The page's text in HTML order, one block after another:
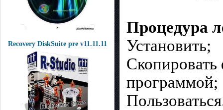
Recovery DiskSuite pre v11.11.11
Процедура
Установить;
программой;